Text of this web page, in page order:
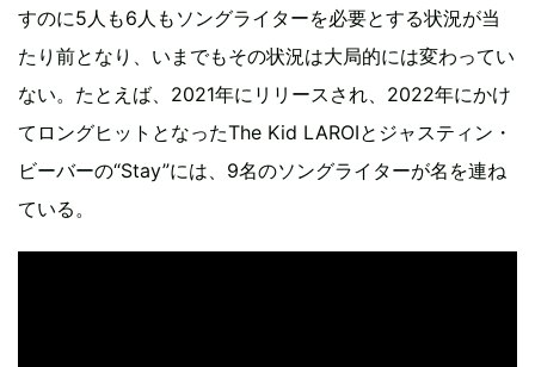
すのに5人も6人もソングライターを必要とする状況が当
たり前となり、いまでもその状況は大局的には変わってい
ない。たとえば、2021年にリリースされ、2022年にかけ
てロングヒットとなったThe Kid LAROIとジャスティン・
ビーバーの“Stay”には、9名のソングライターが名を連ね
ている。